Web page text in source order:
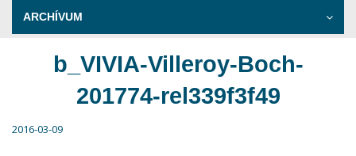
ARCHÍVUM
b_VIVIA-Villeroy-Boch-
201774-rel339f3f49
2016-03-09